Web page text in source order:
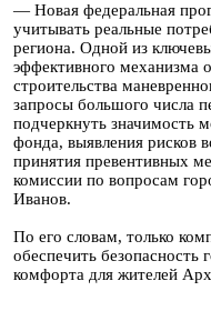
— Новая федеральная
учитывать реальные
региона. Одной из
эффективного механизма
строительства
запросы большого числа
подчеркнуть значимость
фонда, выявления рисков
принятия превентивных
комиссии по вопросам
Иванов.
По его словам, только
обеспечить безопасность
комфорта для жителей